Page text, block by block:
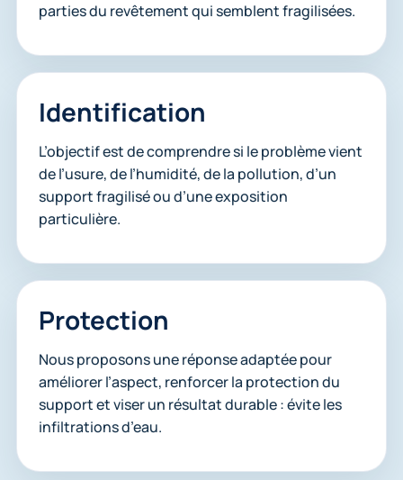
parties du revêtement qui semblent fragilisées.
Identification
L’objectif est de comprendre si le problème vient
de l’usure, de l’humidité, de la pollution, d’un
support fragilisé ou d’une exposition
particulière.
Protection
Nous proposons une réponse adaptée pour
améliorer l’aspect, renforcer la protection du
support et viser un résultat durable : évite les
infiltrations d’eau.